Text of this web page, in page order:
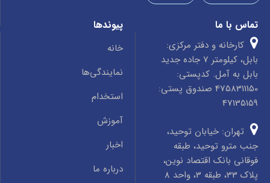
تماس با ما
کارخانه و دفتر مرکزی:
بابل، کیلومتر 7 جاده جدید
بابل به آمل. کدپستی:
4758311150 صندوق پستی:
47135159
تهران: خیابان توحید،
جنب مترو توحید، طبقه
فوقانی بانک اقتصاد نوین،
پلاک 33، طبقه 3، واحد 8
پیوندها
خانه
نمایندگی‌ها
استخدام
آموزش
اخبار
درباره ما